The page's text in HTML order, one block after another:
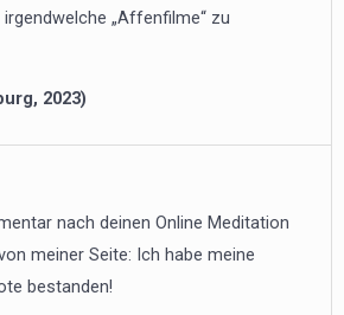
„Affenfilme“ zu
2023)
nach deinen Online Meditation
meiner Seite: Ich habe meine
bestanden!